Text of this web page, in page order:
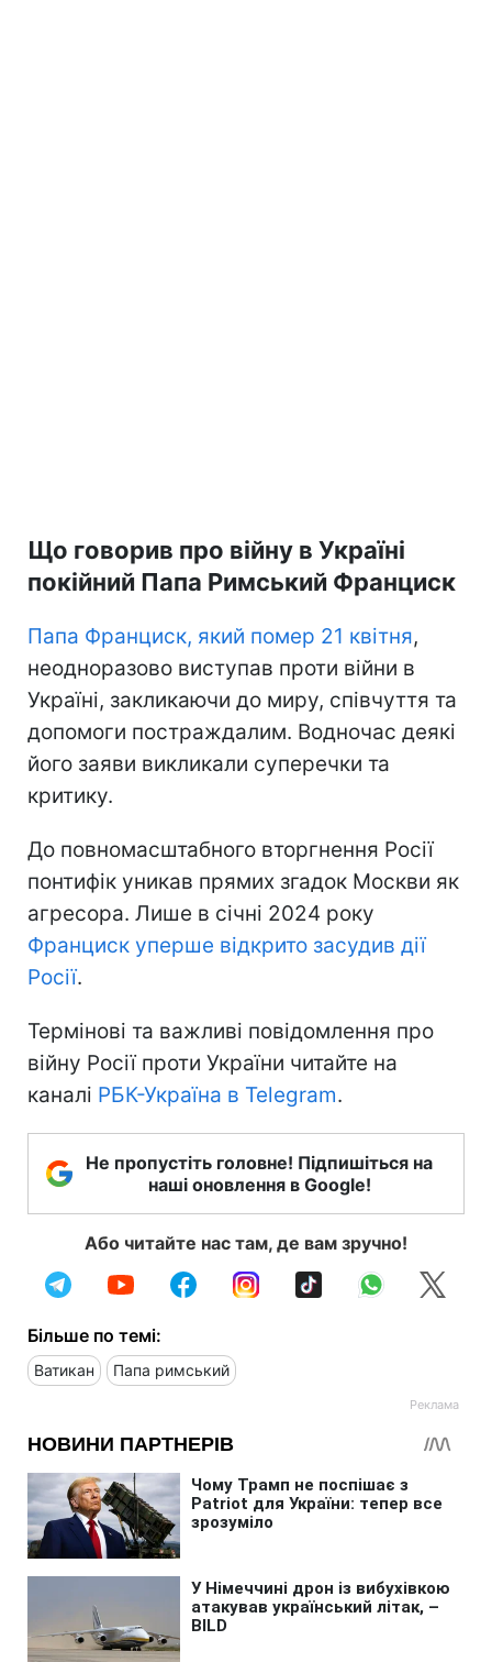
Що говорив про війну в Україні
покійний Папа Римський Франциск
Папа Франциск, який помер 21 квітня,
неодноразово виступав проти війни в
Україні, закликаючи до миру, співчуття та
допомоги постраждалим. Водночас деякі
його заяви викликали суперечки та
критику.
До повномасштабного вторгнення Росії
понтифік уникав прямих згадок Москви як
агресора. Лише в січні 2024 року
Франциск уперше відкрито засудив дії
Росії.
Термінові та важливі повідомлення про
війну Росії проти України читайте на
каналі РБК-Україна в Telegram.
Не пропустіть головне! Підпишіться на
наші оновлення в Google!
Або читайте нас там, де вам зручно!
Більше по темі:
Ватикан Папа римський